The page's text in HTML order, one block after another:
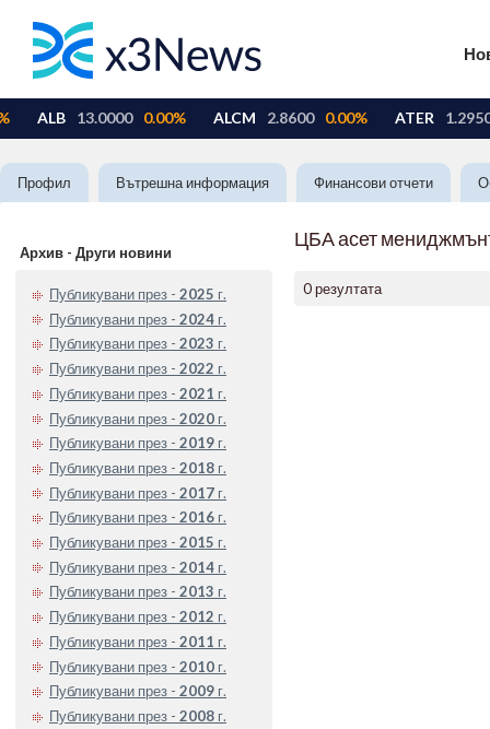
Профил Вътрешна информация Финансови отчети
Архив - Други новини
Публикувани през - 2025 г.
Публикувани през - 2024 г.
Публикувани през - 2023 г.
Публикувани през - 2022 г.
Публикувани през - 2021 г.
Публикувани през - 2020 г.
Публикувани през - 2019 г.
Публикувани през - 2018 г.
Публикувани през - 2017 г.
Публикувани през - 2016 г.
Публикувани през - 2015 г.
Публикувани през - 2014 г.
Публикувани през - 2013 г.
Публикувани през - 2012 г.
Публикувани през - 2011 г.
Публикувани през - 2010 г.
Публикувани през - 2009 г.
Публикувани през - 2008 г.
ЦБА асет
0 резултата